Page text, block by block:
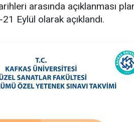
arasında açıklanması
Eylül olarak açıklandı.